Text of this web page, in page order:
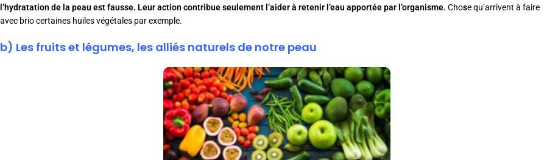
l’hydratation de la peau est fausse. Leur action contribue seulement l’aider à retenir l’eau apportée par l’organisme. Chose qu’arrivent à faire
avec brio certaines huiles végétales par exemple.
b) Les fruits et légumes, les alliés naturels de notre peau